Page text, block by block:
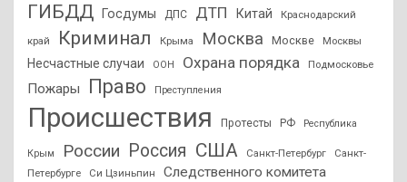
ГИБДД Госдумы ДПС ДТП Китай Краснодарский
край Криминал Крыма Москва Москве Москвы
Несчастные случаи ООН Охрана порядка Подмосковье
Пожары Право Преступления
Происшествия Протесты РФ Республика
Крым России Россия США Санкт-Петербург
Санкт-
Петербурге
Си Цзиньпин
Следственного комитета